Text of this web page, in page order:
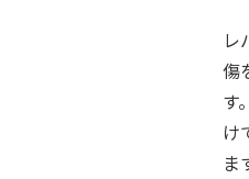
レ
傷
す
け
ま